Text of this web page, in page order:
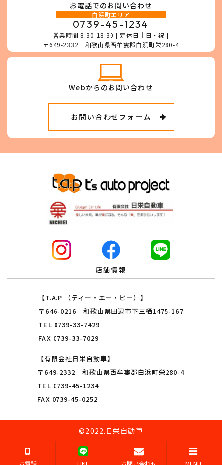
お電話でのお問い合わせ
白浜町エリア
0739-45-1234
営業時間 8:30-18:30 [ 定休日｜日・祝 ]
〒649-2332 和歌山県西牟婁郡白浜町栄280-4
Webからのお問い合わせ
お問い合わせフォーム
店舗情報
【T.A.P （ティー・エー・ピー）】
〒646-0216 和歌山県田辺市下三栖1475-167
TEL 0739-33-7429
FAX 0739-33-7029
【有限会社日栄自動車】
〒649-2332 和歌山県西牟婁郡白浜町栄280-4
TEL 0739-45-1234
FAX 0739-45-0252
©2022. 日栄自動車
お電話 LINE お問い合わせ MENU